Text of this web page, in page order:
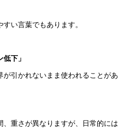
い言葉でもあります。
下」
が引かれないまま使われることがあ
、重さが異なりますが、日常的には